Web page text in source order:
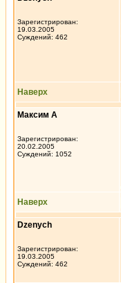
Зарегистрирован:
19.03.2005
Суждений: 462
Наверх
Максим А
Зарегистрирован:
20.02.2005
Суждений: 1052
Наверх
Dzenych
Зарегистрирован:
19.03.2005
Суждений: 462